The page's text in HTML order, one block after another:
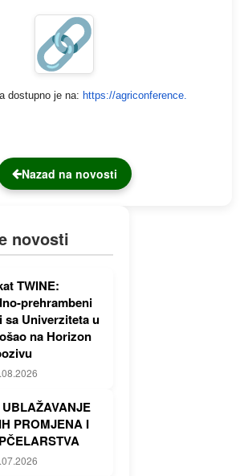
dostupno je na: https://agriconference.
Nazad na novosti
novosti
TWINE:
prehrambeni
Univerziteta u
na Horizon
PROMJENA I